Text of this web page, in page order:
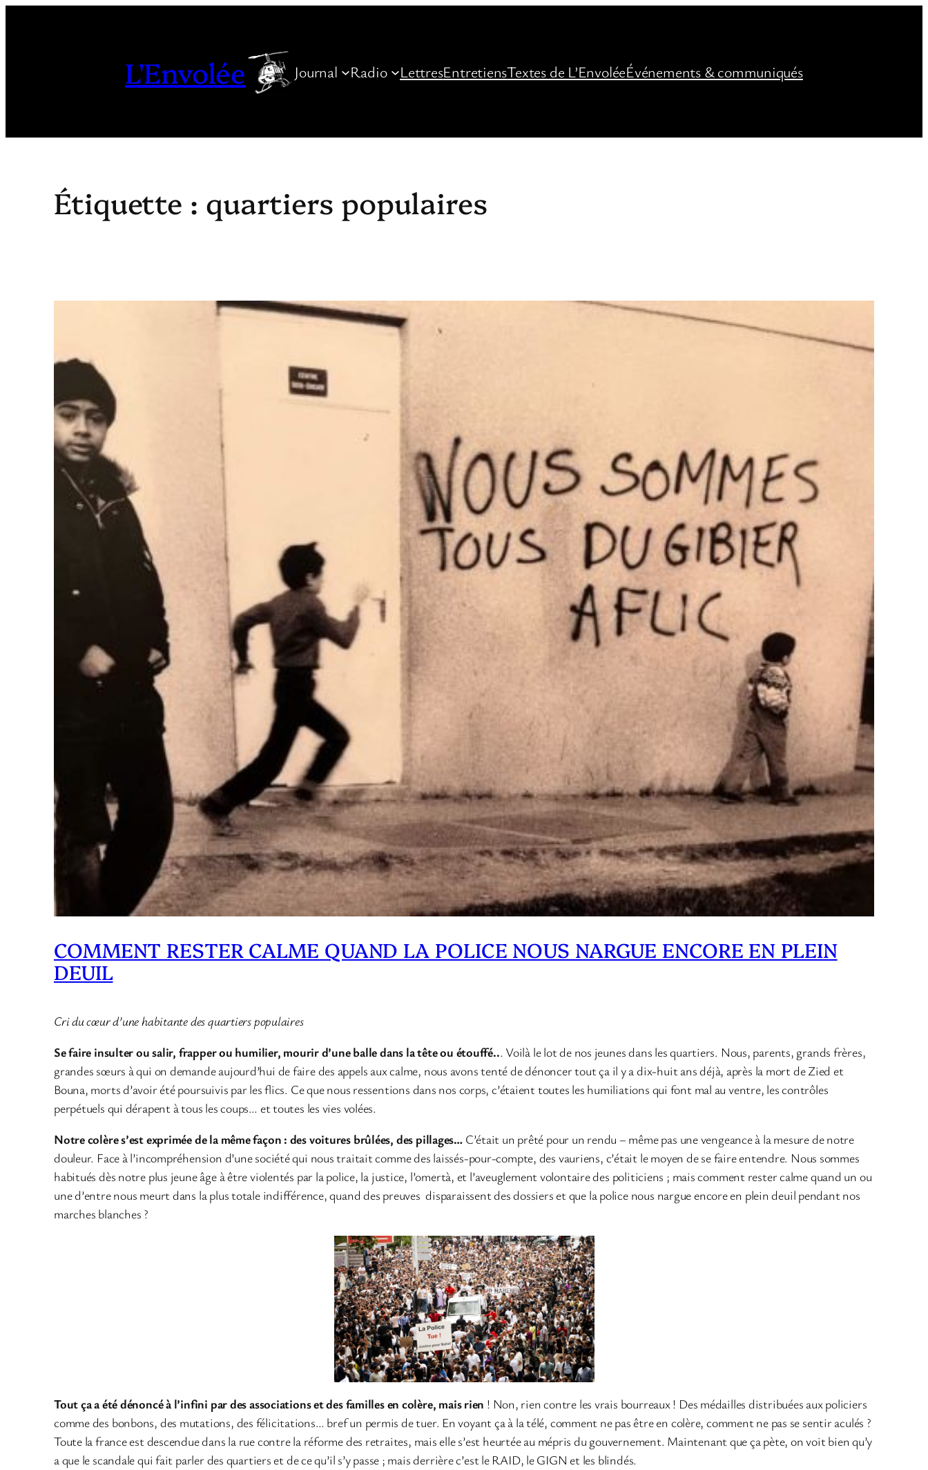
L'Envolée Journal Radio LettresEntretiensTextes de L’EnvoléeÉvénements & communiqués
Étiquette : quartiers populaires
COMMENT RESTER CALME QUAND LA POLICE NOUS NARGUE ENCORE EN PLEIN
DEUIL
Cri du cœur d’une habitante des quartiers populaires
Se faire insulter ou salir, frapper ou humilier, mourir d’une balle dans la tête ou étouffé... Voilà le lot de nos jeunes dans les quartiers. Nous, parents, grands frères,
grandes sœurs à qui on demande aujourd’hui de faire des appels aux calme, nous avons tenté de dénoncer tout ça il y a dix-huit ans déjà, après la mort de Zied et
Bouna, morts d’avoir été poursuivis par les flics. Ce que nous ressentions dans nos corps, c’étaient toutes les humiliations qui font mal au ventre, les contrôles
perpétuels qui dérapent à tous les coups… et toutes les vies volées.
Notre colère s’est exprimée de la même façon : des voitures brûlées, des pillages…C’était un prêté pour un rendu – même pas une vengeance à la mesure de notre
douleur. Face à l’incompréhension d’une société qui nous traitait comme des laissés-pour-compte, des vauriens, c’était le moyen de se faire entendre. Nous sommes
habitués dès notre plus jeune âge à être violentés par la police, la justice, l’omertà, et l’aveuglement volontaire des politiciens ; mais comment rester calme quand un ou
une d’entre nous meurt dans la plus totale indifférence, quand des preuves disparaissent des dossiers et que la police nous nargue encore en plein deuil pendant nos
marches blanches ?
Tout ça a été dénoncé à l’infini par des associations et des familles en colère, mais rien ! Non, rien contre les vrais bourreaux ! Des médailles distribuées aux policiers
comme des bonbons, des mutations, des félicitations… bref un permis de tuer. En voyant ça à la télé, comment ne pas être en colère, comment ne pas se sentir aculés ?
Toute la france est descendue dans la rue contre la réforme des retraites, mais elle s’est heurtée au mépris du gouvernement. Maintenant que ça pète, on voit bien qu’y
a que le scandale qui fait parler des quartiers et de ce qu’il s’y passe ; mais derrière c’est le RAID, le GIGN et les blindés.